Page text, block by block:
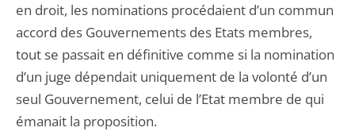
en droit, les nominations procédaient d’un commun
accord des Gouvernements des Etats membres,
tout se passait en définitive comme si la nomination
d’un juge dépendait uniquement de la volonté d’un
seul Gouvernement, celui de l’Etat membre de qui
émanait la proposition.